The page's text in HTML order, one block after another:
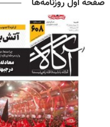
صفحه اول روزنامه‌ها